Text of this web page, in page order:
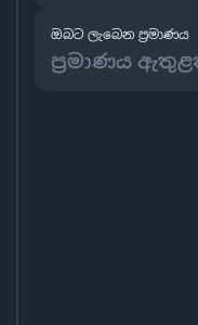
ඔබට ලැබෙන ප්‍රමාණය